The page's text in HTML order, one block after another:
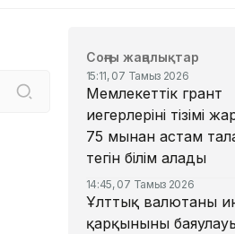
Соңғы жаңалықтар
15:11, 07 Тамыз 2026
Мемлекеттік грант
иегерлерінің тізімі
75 мыңнан астам
тегін білім алады
14:45, 07 Тамыз 2026
Ұлттық валютаны
қарқынының